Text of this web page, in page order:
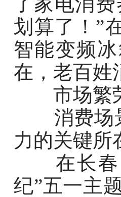
划算了！”
智能变频
在，老百姓
市场繁荣
消费场景
力的关键所
在长春，
纪”五一主